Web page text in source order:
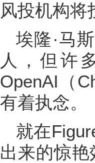
风投机构将
埃隆·马
人，但许
OpenAI（
有着执念。
就在
出来的惊